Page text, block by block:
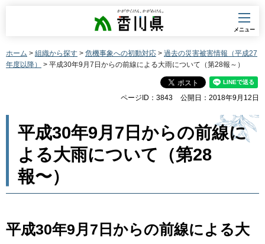
香川県
メニュー
ホーム > 組織から探す > 危機事象への初動対応 > 過去の災害被害情報（平成27
年度以降）
> 平成30年9月7日からの前線による大雨について（第28報～）
ページID：3843 公開日：2018年9月12日
平成30年9月7日からの前線に
よる大雨について（第28
報〜）
平成30年9月7日からの前線による大